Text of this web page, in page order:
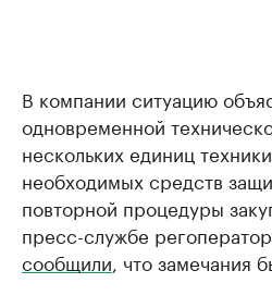
В компании ситуацию
одновременной
нескольких единиц
необходимых средств
повторной процедуры
пресс-службе
сообщили, что замечания